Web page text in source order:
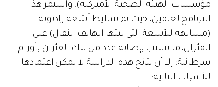
مؤسسات الهيئة الصحية الأميركية)، واستمر هذا
البرنامج لعامين، حيث تم تسليط أشعة راديوية
(مشابهة للأشعة التي يبثها الهاتف النقال) على
الفئران، ما تسبب بإصابة عدد من تلك الفئران بأورام
سرطانية؛ إلا أن نتائج هذه الدراسة لا يمكن اعتمادها
للأسباب التالية: